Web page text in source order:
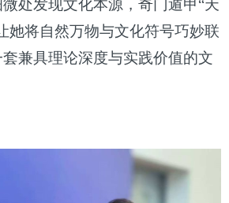
处发现文化本源，奇门遁甲“天
她将自然万物与文化符号巧妙联
兼具理论深度与实践价值的文